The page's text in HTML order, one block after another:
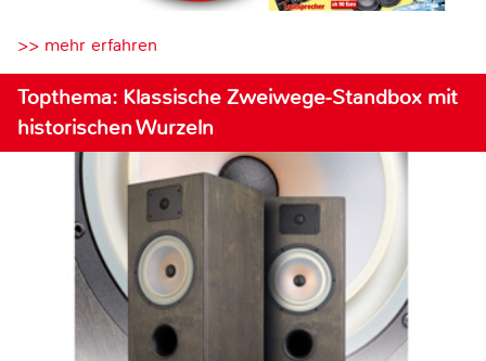
>> mehr erfahren
Topthema: Klassische Zweiwege-Standbox mit
historischen Wurzeln